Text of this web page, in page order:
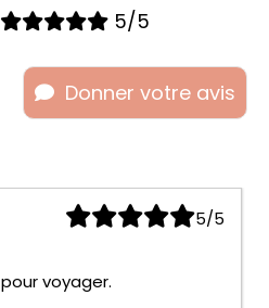
5/5
Donner votre avis
5/5
voyager.